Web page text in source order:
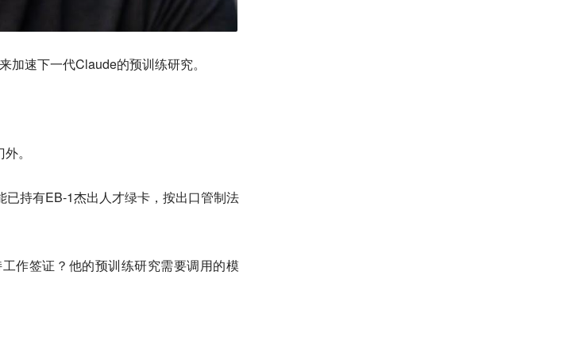
速下一代Claude的预训练研究。
。
持有EB-1杰出人才绿卡，按出口管制法
作签证？他的预训练研究需要调用的模